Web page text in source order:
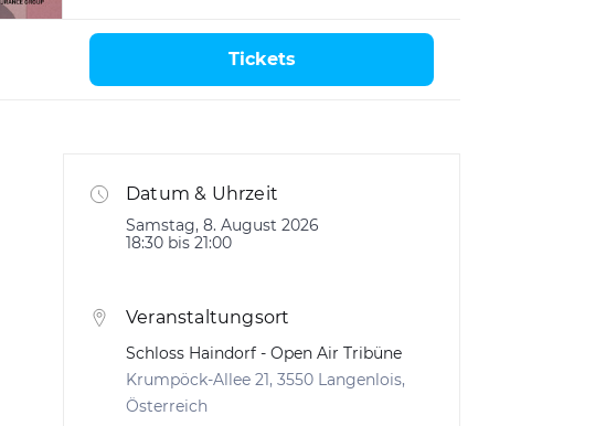
Tickets
Datum & Uhrzeit
Samstag, 8. August 2026
18:30 bis 21:00
Veranstaltungsort
Schloss Haindorf - Open Air Tribüne
Krumpöck-Allee 21, 3550 Langenlois,
Österreich